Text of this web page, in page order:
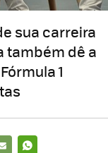
sua carreira
também dê a
1